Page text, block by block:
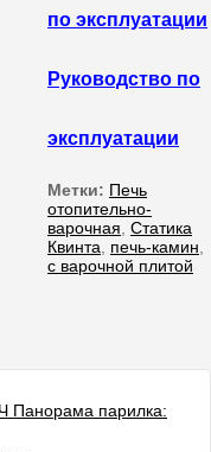
Руководство по
эксплуатации
Метки: Печь
отопительно-
варочная Статика
Квинта
печь-камин
с варочной плитой